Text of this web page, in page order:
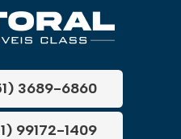
3689-6860
99172-1409